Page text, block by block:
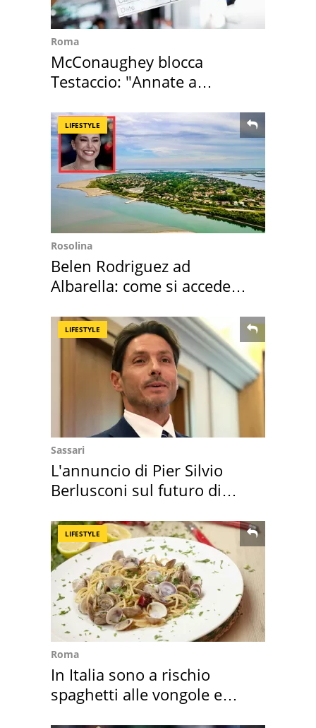
Roma
McConaughey blocca
Testaccio: "Annate a
LIFESTYLE
Rosolina
Belen Rodriguez ad
Albarella: come si accede
LIFESTYLE
Sassari
L'annuncio di Pier Silvio
Berlusconi sul futuro di
LIFESTYLE
Roma
In Italia sono a rischio
spaghetti alle vongole e